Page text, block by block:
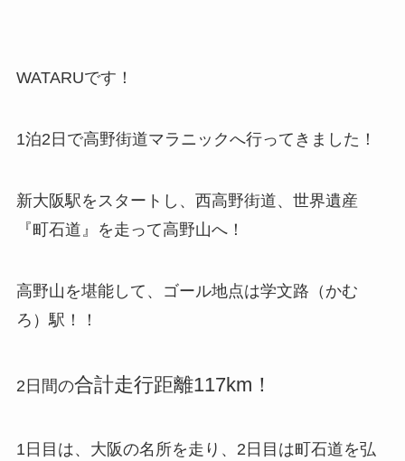
WATARUです！
1泊2日で高野街道マラニックへ行ってきました！
新大阪駅をスタートし、西高野街道、世界遺産
『町石道』を走って高野山へ！
高野山を堪能して、ゴール地点は学文路（かむ
ろ）駅！！
2日間の合計走行距離117km！
1日目は、大阪の名所を走り、2日目は町石道を弘